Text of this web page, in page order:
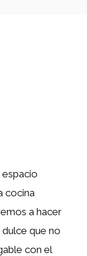
espacio
cocina
a hacer
dulce que no
con el